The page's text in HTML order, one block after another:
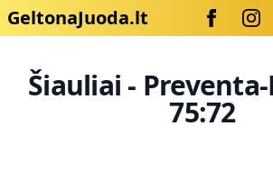
GeltonaJuoda.lt
Šiauliai -
75:72